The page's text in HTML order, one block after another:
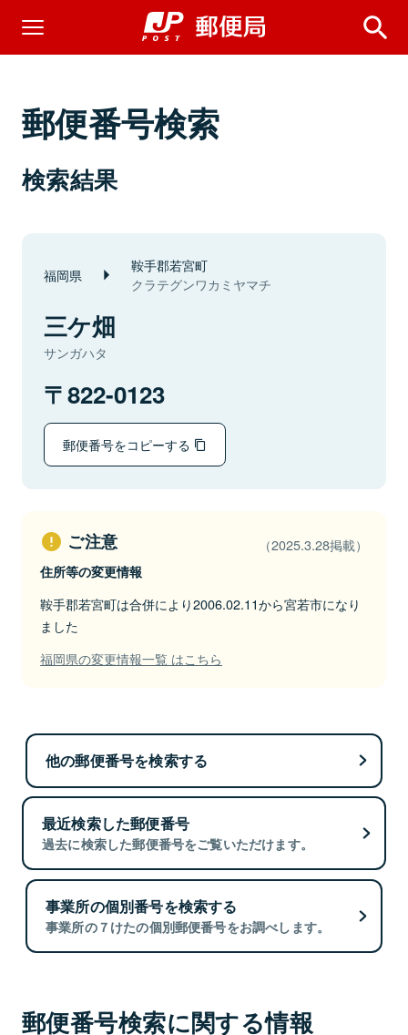
郵便番号検索
検索結果
福岡県 鞍手郡若宮町
クラテグンワカミヤマチ
三ケ畑
サンガハタ
822-0123
郵便番号をコピーする
ご注意 （2025.3.28掲載）
住所等の変更情報
鞍手郡若宮町は合併により2006.02.11から宮若市になり
ました
福岡県の変更情報一覧 はこちら
他の郵便番号を検索する
最近検索した郵便番号
過去に検索した郵便番号をご覧いただけます。
事業所の個別番号を検索する
事業所の７けたの個別郵便番号をお調べします。
郵便番号検索に関する情報